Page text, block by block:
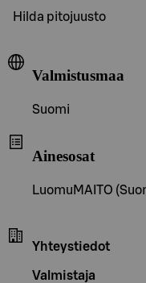
Hilda pitojuusto
Valmistusmaa
Suomi
Ainesosat
LuomuMAITO
Yhteystiedot
Valmistaja